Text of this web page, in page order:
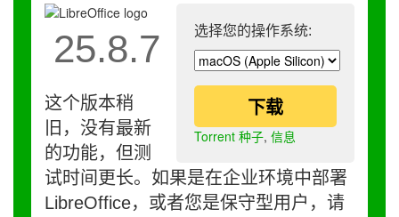
选择您的操作系统:
下载
Torrent 种子, 信息
25.8.7
这个版本稍
旧，没有最新
的功能，但测
试时间更长。如果是在企业环境中部署
LibreOffice，或者您是保守型用户，请